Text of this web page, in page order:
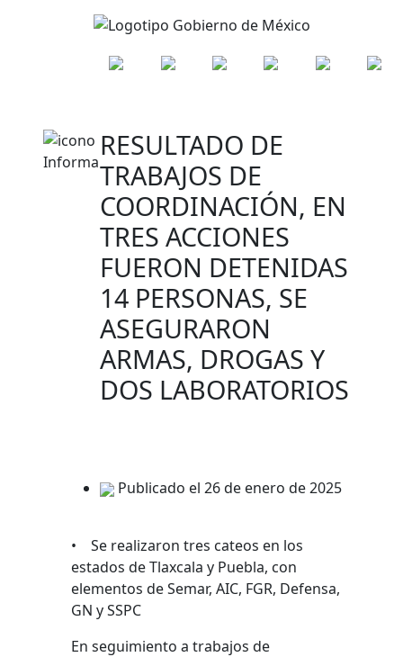
RESULTADO DE
TRABAJOS DE
COORDINACIÓN, EN
TRES ACCIONES
FUERON DETENIDAS
14 PERSONAS, SE
ASEGURARON
ARMAS, DROGAS Y
DOS LABORATORIOS
Publicado el 26 de enero de 2025
• Se realizaron tres cateos en los
estados de Tlaxcala y Puebla, con
elementos de Semar, AIC, FGR, Defensa,
GN y SSPC
En seguimiento a trabajos de